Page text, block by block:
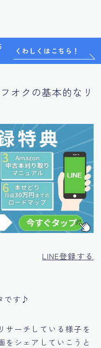
くわしくはこちら！
オクの基本的なリ
LINE登録する
です♪
サーチしている様子を
をシェアしていこうと